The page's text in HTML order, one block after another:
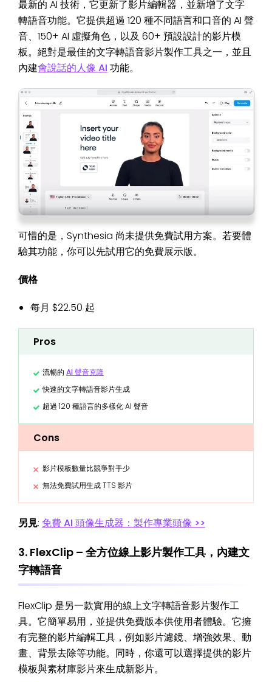
最新的 AI 技術，它更新了影片編輯器，並新增了文字
轉語音功能。它提供超過 120 種不同語言和口音的 AI 聲
音、150+ AI 虛擬角色，以及 60+ 預設設計的影片模
板。絕對是最佳的文字轉語音影片製作工具之一，並且
內建會說話的人像 AI 功能。
可惜的是，Synthesia 尚未提供免費試用方案。若要體
驗其功能，你可以先試用它的免費展示版。
價格
每月 $22.50 起
Pros
流暢的 AI 聲音克隆
快速的文字轉語音影片生成
超過 120 種語言的多樣化 AI 聲音
Cons
影片模板數量比競爭對手少
無法免費試用生成 TTS 影片
另見: 免費 AI 頭像生成器：製作專業頭像 >>
3. FlexClip – 全方位線上影片製作工具，內建文
字轉語音
FlexClip 是另一款實用的線上文字轉語音影片製作工
具。它簡單易用，並提供免費版本供使用者體驗。它擁
有完整的影片編輯工具，例如影片濾鏡、增強效果、動
畫、背景去除等功能。同時，你還可以選擇提供的影片
模板與素材庫影片來生成新影片。